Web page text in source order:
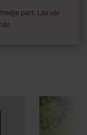
part. Läs vår
.